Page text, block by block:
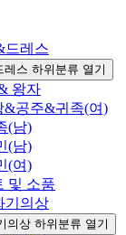
드레스
스 하위분류 열기
왕자
&공주&귀족(여)
(남)
(남)
(여)
및 소품
기의상
의상 하위분류 열기